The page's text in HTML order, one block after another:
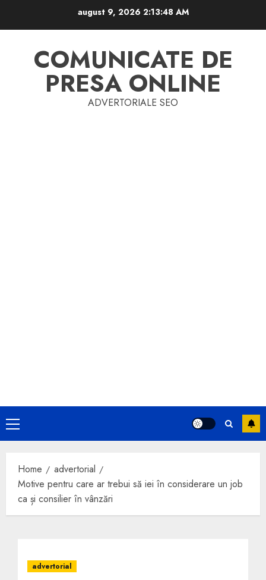
august 9, 2026 2:13:49 AM
COMUNICATE DE
PRESA ONLINE
ADVERTORIALE SEO
Primary
Menu
Home
advertorial
Motive pentru care ar trebui să iei în considerare un job
ca și consilier în vânzări
advertorial